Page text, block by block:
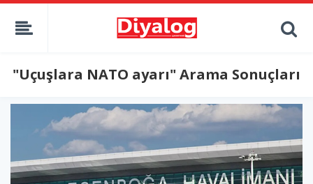
"Uçuşlara NATO ayarı" Arama Sonuçları